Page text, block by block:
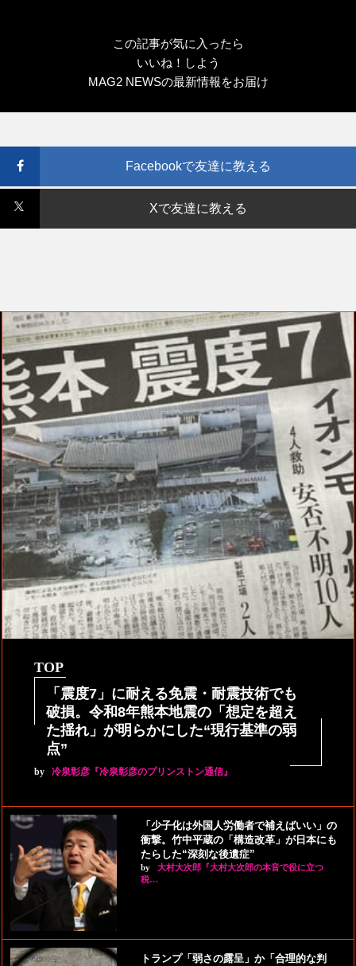
この記事が気に入ったら
いいね！しよう
MAG2 NEWSの最新情報をお届け
Facebookで友達に教える
Xで友達に教える
TOP
「震度7」に耐える免震・耐震技術でも
破損。令和8年熊本地震の「想定を超え
た揺れ」が明らかにした“現行基準の弱
点”
by 冷泉彰彦『冷泉彰彦のプリンストン通信』
「少子化は外国人労働者で補えばいい」の
衝撃。竹中平蔵の「構造改革」が日本にも
たらした“深刻な後遺症”
by
大村大次郎『大村大次郎の本音で役に立つ
税…
トランプ「弱さの露呈」か「合理的な判